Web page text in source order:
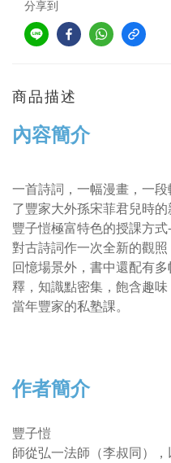
分享到
商品描述
內容簡介
一首詩詞，一幅漫畫，一
了豐家大外孫宋菲君兒時
豐子愷極富特色的授課方
對古詩詞作一次全新的觀
回憶場景外，書中還配有
釋，知識點密集，飽含趣
當年豐家的私塾課。
作者簡介
豐子愷
師從弘一法師（李叔同）